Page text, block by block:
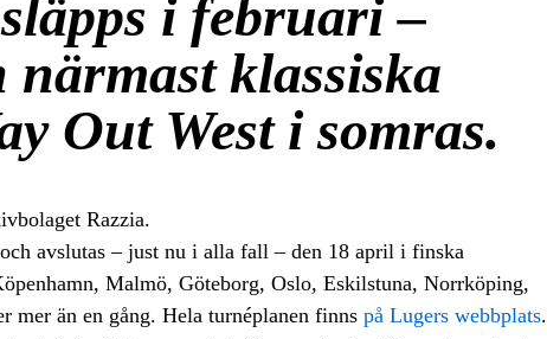
i februari –
närmast klassiska
Out West i somras.
Razzia.
avslutas – just nu i alla fall – den 18 april i finska
Malmö, Göteborg, Oslo, Eskilstuna, Norrköping,
mer än en gång. Hela turnéplanen finns på Lugers webbplats.